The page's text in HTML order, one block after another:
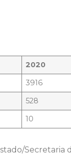
2020
3916
528
10